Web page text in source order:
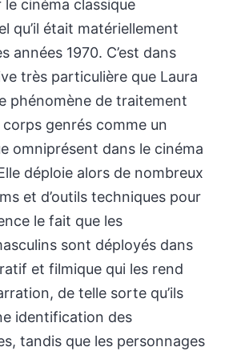
cinéma classique
qu’il était matériellement
années 1970. C’est dans
très particulière que Laura
phénomène de traitement
genrés comme un
omniprésent dans le cinéma
déploie alors de nombreux
et d’outils techniques pour
le fait que les
sont déployés dans
et filmique qui les rend
de telle sorte qu’ils
identification des
tandis que les personnages